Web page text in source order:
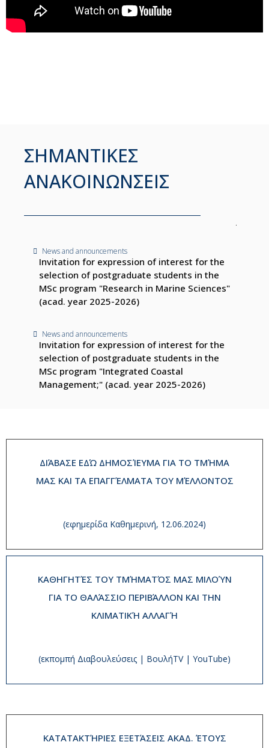
ΣΗΜΑΝΤΙΚΕΣ
ΑΝΑΚΟΙΝΩΝΣΕΙΣ
News and announcements
Invitation for expression of interest for the
selection of postgraduate students in the
MSc program "Research in Marine Sciences"
(acad. year 2025-2026)
News and announcements
Invitation for expression of interest for the
selection of postgraduate students in the
MSc program "Integrated Coastal
Management;" (acad. year 2025-2026)
ΔΙΆΒΑΣΕ ΕΔΏ ΔΗΜΟΣΊΕΥΜΑ ΓΙΑ ΤΟ ΤΜΉΜΑ
ΜΑΣ ΚΑΙ ΤΑ ΕΠΑΓΓΈΛΜΑΤΑ ΤΟΥ ΜΈΛΛΟΝΤΟΣ
(εφημερίδα Καθημερινή, 12.06.2024)
ΚΑΘΗΓΗΤΈΣ ΤΟΥ ΤΜΉΜΑΤΌΣ ΜΑΣ ΜΙΛΟΎΝ
ΓΙΑ ΤΟ ΘΑΛΆΣΣΙΟ ΠΕΡΙΒΆΛΛΟΝ ΚΑΙ ΤΗΝ
ΚΛΙΜΑΤΙΚΉ ΑΛΛΑΓΉ
(εκπομπή Διαβουλεύσεις | ΒουλήTV | YouTube)
ΚΑΤΑΤΑΚΤΉΡΙΕΣ ΕΞΕΤΆΣΕΙΣ ΑΚΑΔ. ΈΤΟΥΣ